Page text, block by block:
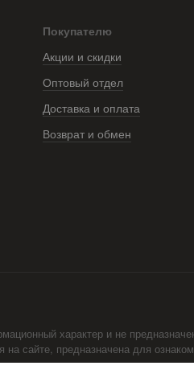
Покупателю
Акции и скидки
Оптовый отдел
Доставка и оплата
Возврат и обмен
характер и не
на сайте, предназначена для